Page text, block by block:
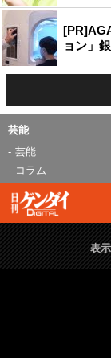
ョン」
芸能
芸能
コラム
表